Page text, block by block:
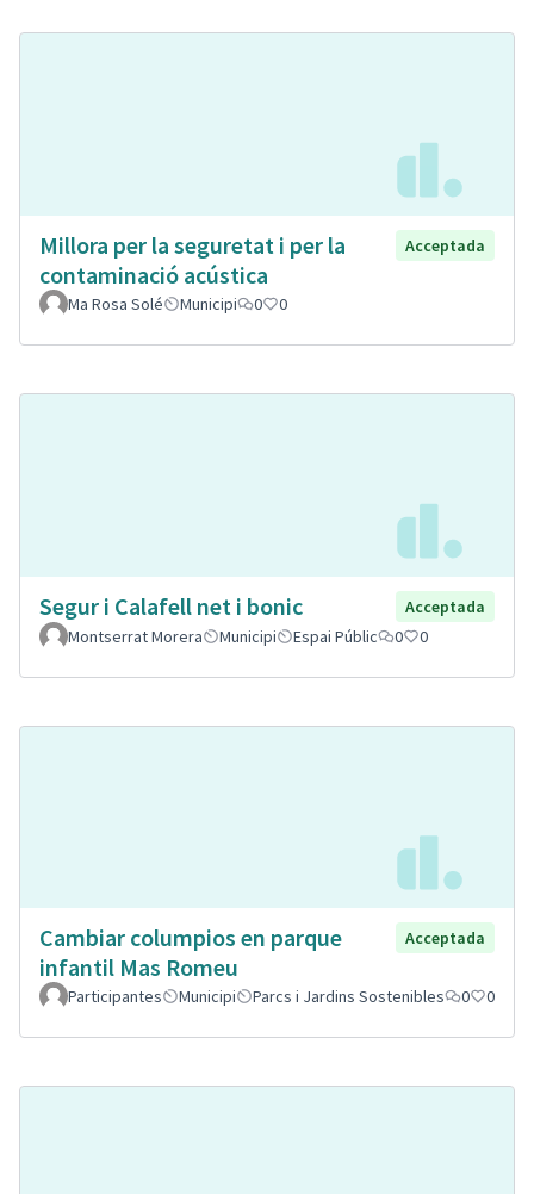
Millora per la seguretat i per la
contaminació acústica
Acceptada
Ma Rosa Solé Municipi 0 0
Segur i Calafell net i bonic
Acceptada
Montserrat Morera
Municipi Espai Públic 0 0
Cambiar columpios en parque
infantil Mas Romeu
Acceptada
Participantes Municipi Parcs i Jardins Sostenibles 0 0